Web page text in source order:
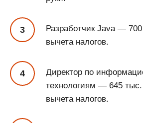
Разработчик Java —
вычета налогов.
Директор по
технологиям — 645
вычета налогов.